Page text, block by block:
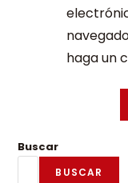
haga un
Buscar
BUSCAR